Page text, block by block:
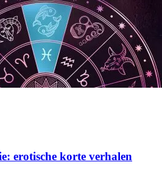
erotische korte verhalen